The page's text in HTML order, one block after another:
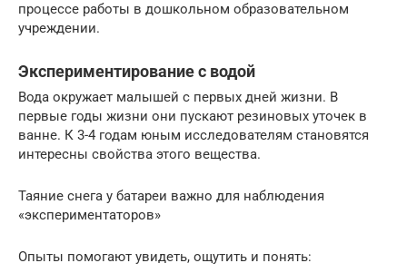
процессе работы в дошкольном образовательном
учреждении.
Экспериментирование с водой
Вода окружает малышей с первых дней жизни. В
первые годы жизни они пускают резиновых уточек в
ванне. К 3-4 годам юным исследователям становятся
интересны свойства этого вещества.
Таяние снега у батареи важно для наблюдения
«экспериментаторов»
Опыты помогают увидеть, ощутить и понять: